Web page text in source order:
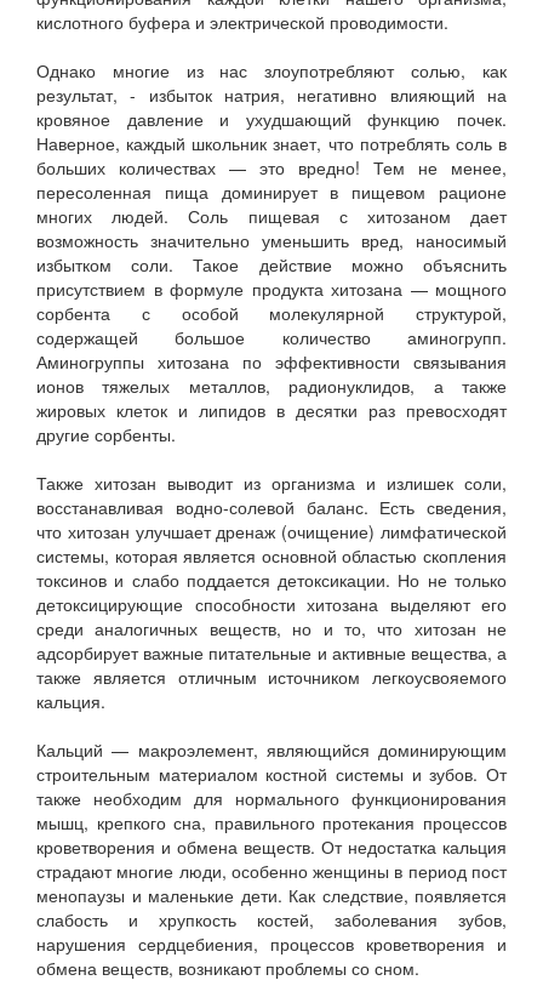
кислотного буфера и электрической проводимости.
Однако многие из нас злоупотребляют солью, как
результат, - избыток натрия, негативно влияющий на
кровяное давление и ухудшающий функцию почек.
Наверное, каждый школьник знает, что потреблять соль в
больших количествах — это вредно! Тем не менее,
пересоленная пища доминирует в пищевом рационе
многих людей. Соль пищевая с хитозаном дает
возможность значительно уменьшить вред, наносимый
избытком соли. Такое действие можно объяснить
присутствием в формуле продукта хитозана — мощного
сорбента с особой молекулярной структурой,
содержащей большое количество аминогрупп.
Аминогруппы хитозана по эффективности связывания
ионов тяжелых металлов, радионуклидов, а также
жировых клеток и липидов в десятки раз превосходят
другие сорбенты.
Также хитозан выводит из организма и излишек соли,
восстанавливая водно-солевой баланс. Есть сведения,
что хитозан улучшает дренаж (очищение) лимфатической
системы, которая является основной областью скопления
токсинов и слабо поддается детоксикации. Но не только
детоксицирующие способности хитозана выделяют его
среди аналогичных веществ, но и то, что хитозан не
адсорбирует важные питательные и активные вещества, а
также является отличным источником легкоусвояемого
кальция.
Кальций — макроэлемент, являющийся доминирующим
строительным материалом костной системы и зубов. От
также необходим для нормального функционирования
мышц, крепкого сна, правильного протекания процессов
кроветворения и обмена веществ. От недостатка кальция
страдают многие люди, особенно женщины в период пост
менопаузы и маленькие дети. Как следствие, появляется
слабость и хрупкость костей, заболевания зубов,
нарушения сердцебиения, процессов кроветворения и
обмена веществ, возникают проблемы со сном.